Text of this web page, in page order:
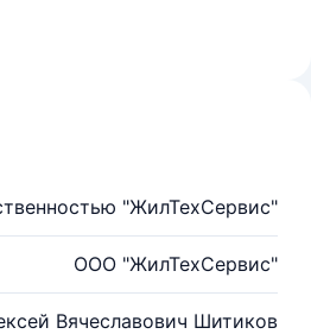
"ЖилТехСервис"
ООО "ЖилТехСервис"
Вячеславович Шитиков